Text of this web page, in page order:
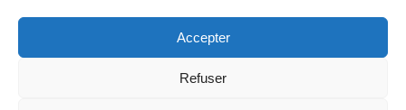
Accepter
Refuser
Politique de témoins (CA)